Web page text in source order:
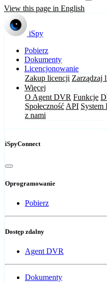
View this page in English
iSpy
Pobierz
Dokumenty
Licencjonowanie
Zakup licencji Zarządzaj
Więcej
O Agent DVR Funkcje
Społeczność API System
z nami
iSpyConnect
Oprogramowanie
Pobierz
Dostęp zdalny
Agent DVR
Dokumenty